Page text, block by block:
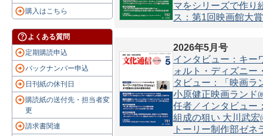
購入はこちら
よくある質問
定期購読申込
バックナンバー申込
日刊紙の休刊日
購読紙の送付先・担当者変
更
請求書関連
マをシリーズで作り
ス：第1回映画館大
2026年5月号
インタビュー：キー
ォルト・ディズニー
タビュー：「映画ラ
小原健正映画ランド
任者／インタビュー
組成の狙い 大川武
トーリー制作部ゼネ